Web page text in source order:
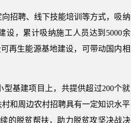
招聘、线下技能培训等方式，吸纳
设，累计吸纳施工人员达到5000余
再生能源基地建设，可带动国内相
基建项目上，共提供超过200个就
和周边农村招聘具有一定知识水平
的脱贫帮扶，助力脱贫攻坚决战决